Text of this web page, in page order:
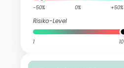
-50% 0% +50%
Risiko-Level
1 10